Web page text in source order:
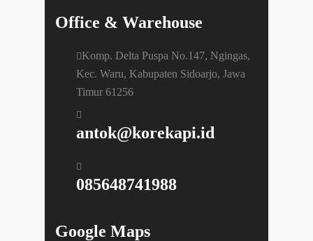
Office & Warehouse
Komp. Delta Puspa No.147, Ngingas,
Kec. Waru, Kabupaten Sidoarjo, Jawa
Timur 61256
antok@korekapi.id
085648741988
Google Maps